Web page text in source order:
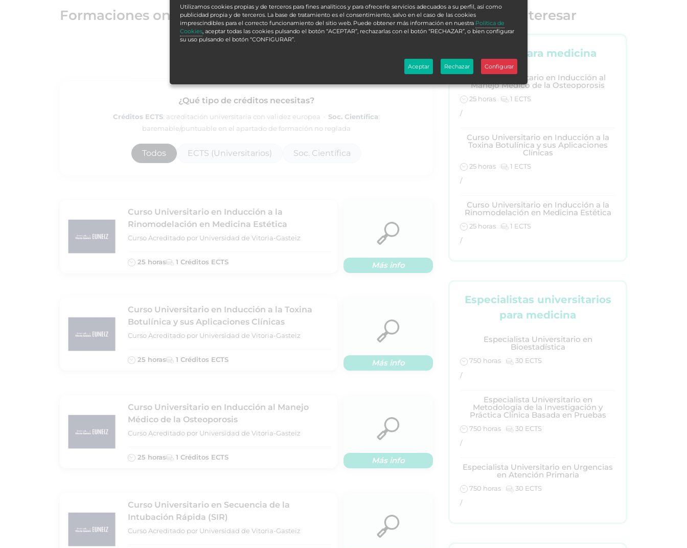
Formaciones online para medicina
¿Qué tipo de créditos necesitas?
Créditos ECTS: acreditación universitaria con validez europea · Soc. Científica:
baremable/puntuable en el apartado de formación no reglada
Todos ECTS (Universitarios) Soc. Científica
Curso Universitario en Inducción a la
Rinomodelación en Medicina Estética
Curso Acreditado por Universidad de Vitoria-Gasteiz
25 horas 1 Créditos ECTS Más info
Curso Universitario en Inducción a la Toxina
Botulínica y sus Aplicaciones Clínicas
Curso Acreditado por Universidad de Vitoria-Gasteiz
25 horas 1 Créditos ECTS Más info
Curso Universitario en Inducción al Manejo
Médico de la Osteoporosis
Curso Acreditado por Universidad de Vitoria-Gasteiz
25 horas 1 Créditos ECTS Más info
Curso Universitario en Secuencia de la
Intubación Rápida (SIR)
Curso Acreditado por Universidad de Vitoria-Gasteiz
Te puede interesar
Cursos para medicina
Curso Universitario en Inducción al
Manejo Médico de la Osteoporosis
25 horas
1 ECTS
/
Curso Universitario en Inducción a la
Toxina Botulínica y sus Aplicaciones
Clínicas
25 horas
1 ECTS
/
Curso Universitario en Inducción a la
Rinomodelación en Medicina Estética
25 horas
1 ECTS
/
Especialistas universitarios
para medicina
Especialista Universitario en
Bioestadística
750 horas
30 ECTS
/
Especialista Universitario en
Metodología de la Investigación y
Práctica Clínica Basada en Pruebas
750 horas
30 ECTS
/
Especialista Universitario en Urgencias
en Atención Primaria
750 horas
30 ECTS
/
Utilizamos cookies propias y de terceros para fines analíticos y para ofrecerle servicios adecuados a su perfil, así como
publicidad propia y de terceros. La base de tratamiento es el consentimiento, salvo en el caso de las cookies
imprescindibles para el correcto funcionamiento del sitio web. Puede obtener más información en nuestra Política de
Cookies, aceptar todas las cookies pulsando el botón “ACEPTAR”, rechazarlas con el botón “RECHAZAR”, o bien configurar
su uso pulsando el botón “CONFIGURAR”.
Aceptar Rechazar Configurar